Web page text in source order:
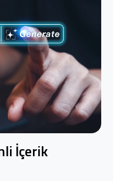
İçerik